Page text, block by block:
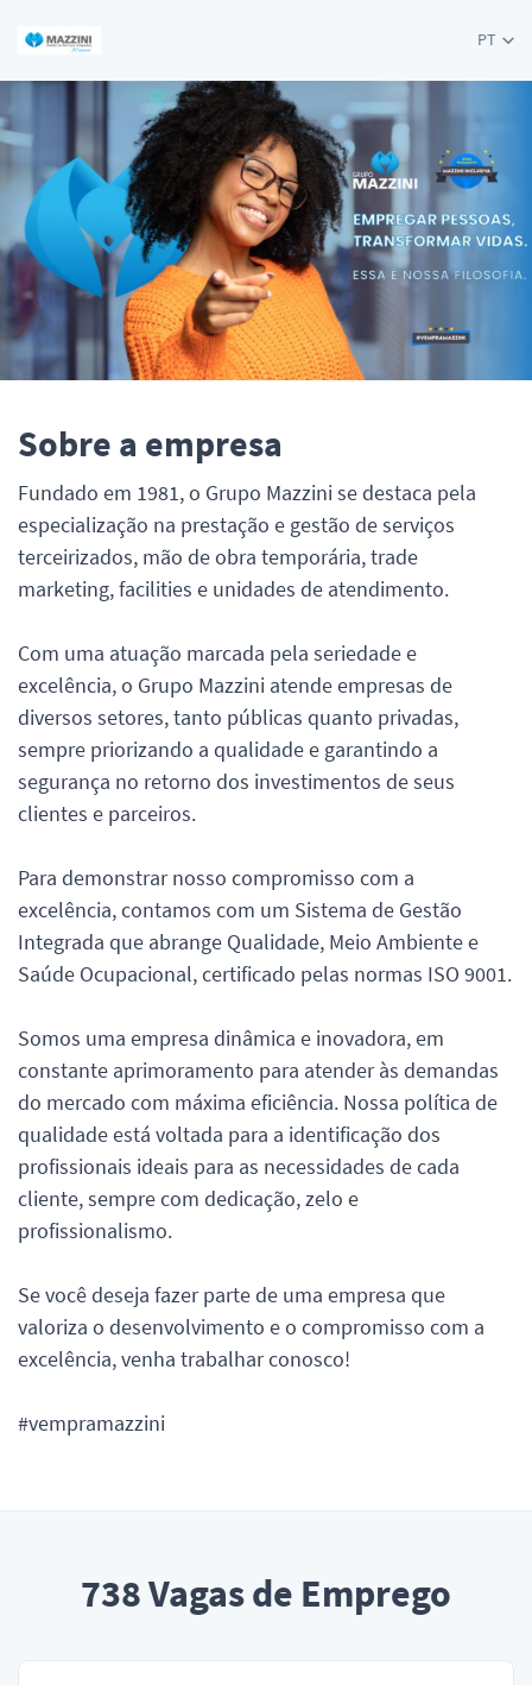
PT
Sobre a empresa
Fundado em 1981, o Grupo Mazzini se destaca pela
especialização na prestação e gestão de serviços
terceirizados, mão de obra temporária, trade
marketing, facilities e unidades de atendimento.
Com uma atuação marcada pela seriedade e
excelência, o Grupo Mazzini atende empresas de
diversos setores, tanto públicas quanto privadas,
sempre priorizando a qualidade e garantindo a
segurança no retorno dos investimentos de seus
clientes e parceiros.
Para demonstrar nosso compromisso com a
excelência, contamos com um Sistema de Gestão
Integrada que abrange Qualidade, Meio Ambiente e
Saúde Ocupacional, certificado pelas normas ISO 9001.
Somos uma empresa dinâmica e inovadora, em
constante aprimoramento para atender às demandas
do mercado com máxima eficiência. Nossa política de
qualidade está voltada para a identificação dos
profissionais ideais para as necessidades de cada
cliente, sempre com dedicação, zelo e
profissionalismo.
Se você deseja fazer parte de uma empresa que
valoriza o desenvolvimento e o compromisso com a
excelência, venha trabalhar conosco!
#vempramazzini
738Vagas de Emprego